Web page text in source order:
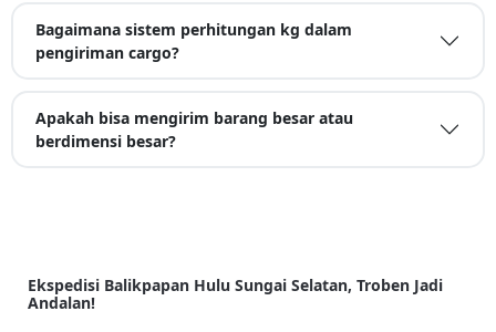
Bagaimana sistem perhitungan kg dalam
pengiriman cargo?
Apakah bisa mengirim barang besar atau
berdimensi besar?
Ekspedisi Balikpapan Hulu Sungai Selatan, Troben Jadi
Andalan!